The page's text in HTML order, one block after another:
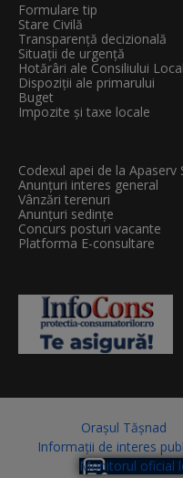
Formulare tip
Stare Civilă
Transparenţă decizională
Situații de urgență
Hotărâri ale Consiliului Local
Dispoziții ale primarului
Buget
Impozite și taxe locale
Codexul apei de la Apaserv
Anunțuri interes general
Vânzări terenuri
Anunțuri sedințe
Concurs posturi vacante
Platforma E-consultare
Orașul Tășnad
Informații de interes
Monitorul oficial